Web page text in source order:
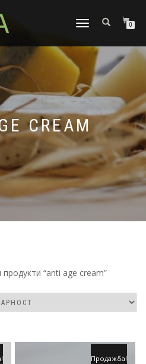
TOGGLE
0
CREAM
“anti age cream”
Продажба!